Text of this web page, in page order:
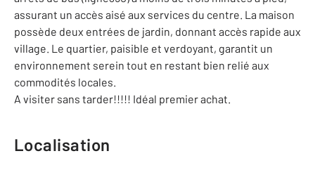
assurant un accès aisé aux services du centre. La maison
possède deux entrées de jardin, donnant accès rapide aux
village. Le quartier, paisible et verdoyant, garantit un
environnement serein tout en restant bien relié aux
commodités locales.
A visiter sans tarder!!!!! Idéal premier achat.
Localisation